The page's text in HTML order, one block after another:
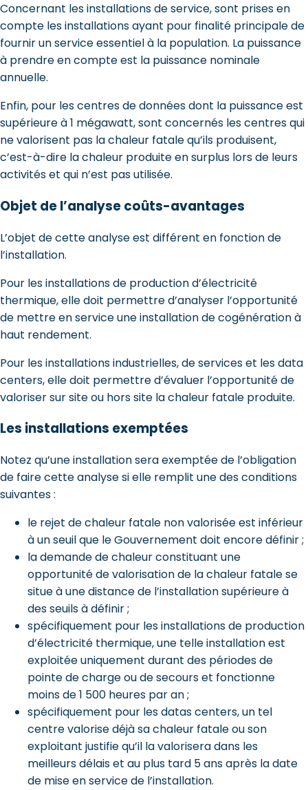
Concernant les installations de service, sont prises en
compte les installations ayant pour finalité principale de
fournir un service essentiel à la population. La puissance
à prendre en compte est la puissance nominale
annuelle.
Enfin, pour les centres de données dont la puissance est
supérieure à 1 mégawatt, sont concernés les centres qui
ne valorisent pas la chaleur fatale qu’ils produisent,
c’est-à-dire la chaleur produite en surplus lors de leurs
activités et qui n’est pas utilisée.
Objet de l’analyse coûts-avantages
L’objet de cette analyse est différent en fonction de
l’installation.
Pour les installations de production d’électricité
thermique, elle doit permettre d’analyser l’opportunité
de mettre en service une installation de cogénération à
haut rendement.
Pour les installations industrielles, de services et les data
centers, elle doit permettre d’évaluer l’opportunité de
valoriser sur site ou hors site la chaleur fatale produite.
Les installations exemptées
Notez qu’une installation sera exemptée de l’obligation
de faire cette analyse si elle remplit une des conditions
suivantes :
le rejet de chaleur fatale non valorisée est inférieur
à un seuil que le Gouvernement doit encore définir ;
la demande de chaleur constituant une
opportunité de valorisation de la chaleur fatale se
situe à une distance de l’installation supérieure à
des seuils à définir ;
spécifiquement pour les installations de production
d’électricité thermique, une telle installation est
exploitée uniquement durant des périodes de
pointe de charge ou de secours et fonctionne
moins de 1 500 heures par an ;
spécifiquement pour les datas centers, un tel
centre valorise déjà sa chaleur fatale ou son
exploitant justifie qu’il la valorisera dans les
meilleurs délais et au plus tard 5 ans après la date
de mise en service de l’installation.